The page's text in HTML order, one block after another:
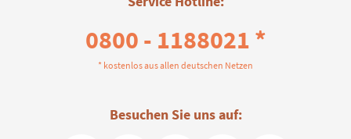
0800 - 1188021 *
* kostenlos aus allen deutschen Netzen
Besuchen Sie uns auf: